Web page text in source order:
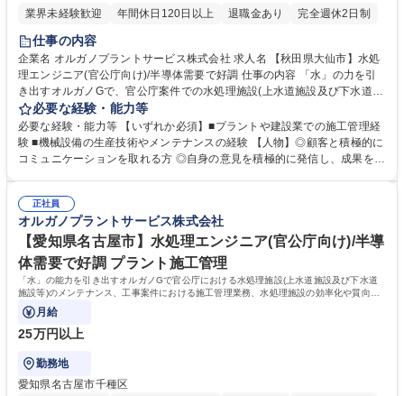
業界未経験歓迎
年間休日120日以上 退職金あり 完全週休2日制
仕事の内容
企業名 オルガノプラントサービス株式会社 求人名 【秋田県大仙市】水処
理エンジニア(官公庁向け)/半導体需要で好調 仕事の内容 「水」の力を引
き出すオルガノGで、官公庁案件での水処理施設(上水道施設及び下水道施
設等)のメンテナンス、工事案件における施工管理業務、水処理施設の効
率化や質の向上、新施設の企画・提案をお任せします。 高度経済成長期に
普及した全国の多くの上下水道施設が老朽化、更新時期を迎えています。
はじめはこれまでのご経験を踏まえて業務をお任せし、徐々に様々な領域
(工程/品質/安全/コスト等)※建物の改変を伴う業務は含まない 募集職種
【秋田県大仙市】水処理エンジニア(官公庁向け)/半導体需要で好調
必要な経験・能力等
必要な経験・能力等 【いずれか必須】■プラントや建設業での施工管理経
験 ■機械設備の生産技術やメンテナンスの経験 【人物】◎顧客と積極的に
コミュニケーションを取れる方 ◎自身の意見を積極的に発信し、成果を導
士（機械・上下水道）【オルガノの技術力】世界トップレベルの技術で生
み出す「超純水」でエレクトロニクスの発展を支えています。工場で使わ
れた排水を再び「超純水」のレベルまで磨き上げる。オルガノグループは
「水」に秘められた能力を引き出し、産業と社会の未来を拓いていきま
す。 学歴・資格 学歴：大学院 大学 高専 短大 専修学校 高校 語学力： 資
格：第一種運転免許普通自動車
正社員
オルガノプラントサービス株式会社
【愛知県名古屋市】水処理エンジニア(官公庁向け)/半導
体需要で好調 プラント施工管理
「水」の能力を引き出すオルガノGで官公庁における水処理施設(上水道施設及び下水道
施設等)のメンテナンス、工事案件における施工管理業務、水処理施設の効率化や質向
上、新施設の企画・提案もお任せします。
月給
25万円以上
勤務地
愛知県名古屋市千種区